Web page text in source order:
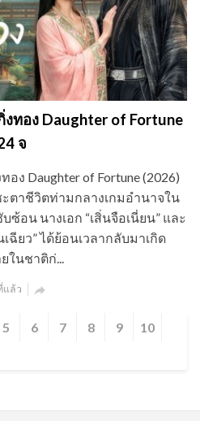
ทอง Daughter of Fortune
จ
ง Daughter of Fortune (2026)
ตาชีวิตท่ามกลางเกมอำนาจใน
อน นางเอก “เสิ่นจือเนี่ยน” และ
ฉียว” ได้ย้อนเวลากลับมาเกิด
ในชาติก่...
แล้ว 
5 6 7 8 9 10